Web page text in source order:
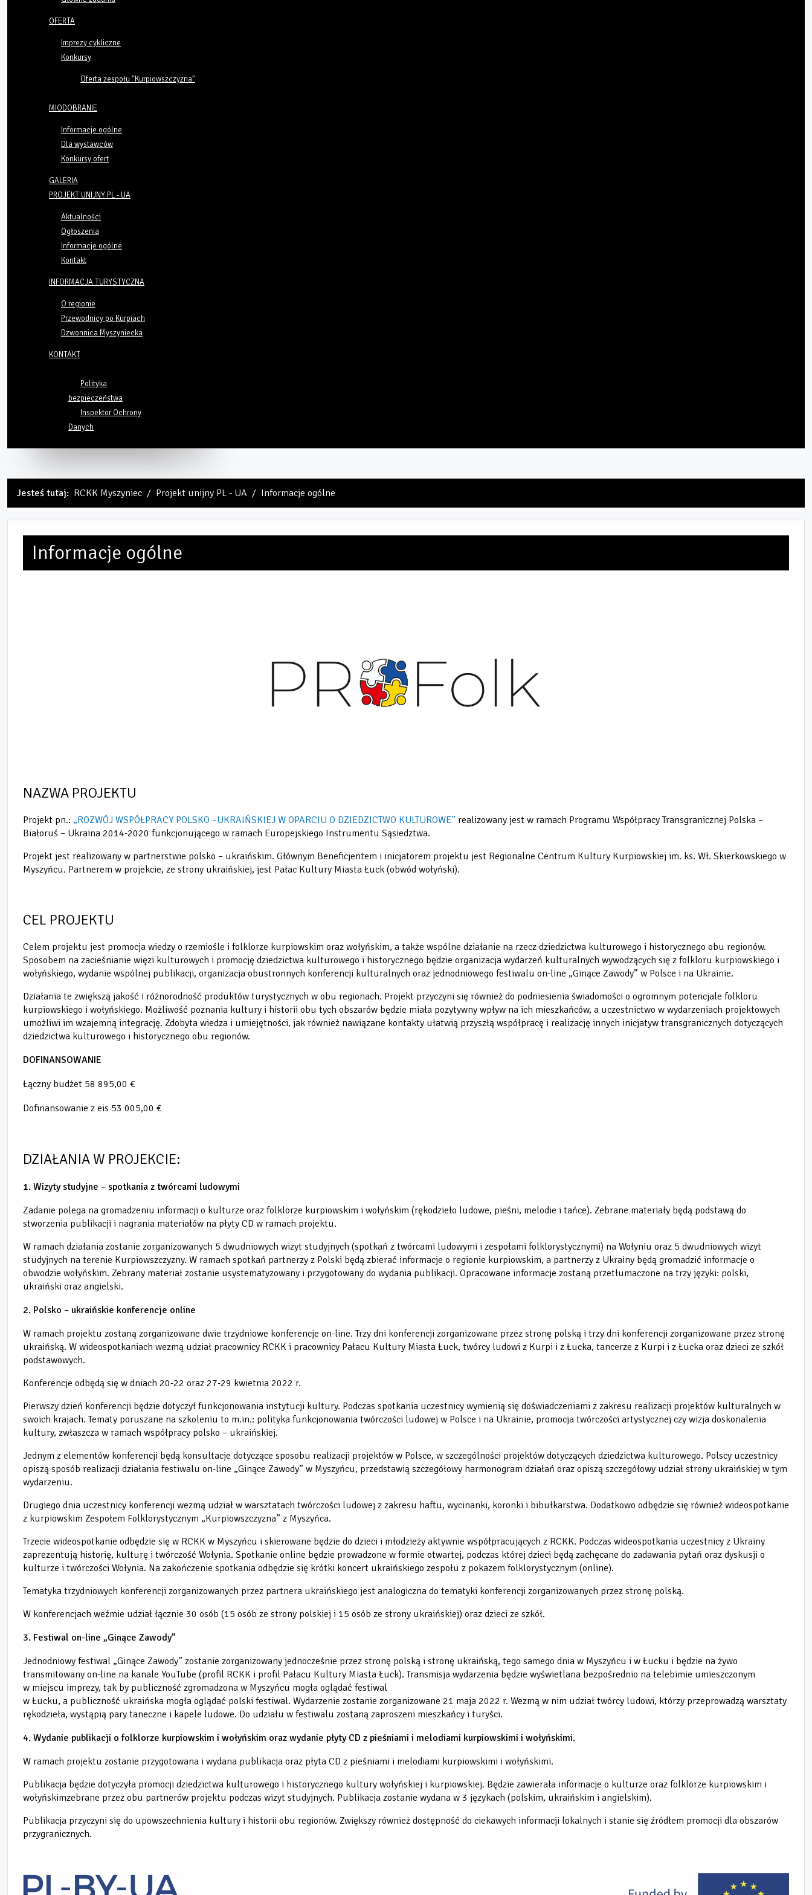
OFERTA
Imprezy cykliczne
Konkursy
Oferta zespołu "Kurpiowszczyzna"
MIODOBRANIE
Informacje ogólne
Dla wystawców
Konkursy ofert
GALERIA
PROJEKT UNIJNY PL - UA
Aktualności
Ogłoszenia
Informacje ogólne
Kontakt
INFORMACJA TURYSTYCZNA
O regionie
Przewodnicy po Kurpiach
Dzwonnica Myszyniecka
KONTAKT
Polityka
bezpieczeństwa
Inspektor Ochrony
Danych
Jesteś tutaj: RCKK Myszyniec Projekt unijny PL - UA Informacje ogólne
Informacje ogólne
NAZWA PROJEKTU
Projekt pn.: „ROZWÓJ WSPÓŁPRACY POLSKO –UKRAIŃSKIEJ W OPARCIU O DZIEDZICTWO KULTUROWE” realizowany jest w ramach Programu Współpracy Transgranicznej Polska –
Białoruś – Ukraina 2014-2020 funkcjonującego w ramach Europejskiego Instrumentu Sąsiedztwa.
Projekt jest realizowany w partnerstwie polsko – ukraińskim. Głównym Beneficjentem i inicjatorem projektu jest Regionalne Centrum Kultury Kurpiowskiej im. ks. Wł. Skierkowskiego w
Myszyńcu. Partnerem w projekcie, ze strony ukraińskiej, jest Pałac Kultury Miasta Łuck (obwód wołyński).
CEL PROJEKTU
Celem projektu jest promocja wiedzy o rzemiośle i folklorze kurpiowskim oraz wołyńskim, a także wspólne działanie na rzecz dziedzictwa kulturowego i historycznego obu regionów.
Sposobem na zacieśnianie więzi kulturowych i promocję dziedzictwa kulturowego i historycznego będzie organizacja wydarzeń kulturalnych wywodzących się z folkloru kurpiowskiego i
wołyńskiego, wydanie wspólnej publikacji, organizacja obustronnych konferencji kulturalnych oraz jednodniowego festiwalu on-line „Ginące Zawody” w Polsce i na Ukrainie.
Działania te zwiększą jakość i różnorodność produktów turystycznych w obu regionach. Projekt przyczyni się również do podniesienia świadomości o ogromnym potencjale folkloru
kurpiowskiego i wołyńskiego. Możliwość poznania kultury i historii obu tych obszarów będzie miała pozytywny wpływ na ich mieszkańców, a uczestnictwo w wydarzeniach projektowych
umożliwi im wzajemną integrację. Zdobyta wiedza i umiejętności, jak również nawiązane kontakty ułatwią przyszłą współpracę i realizację innych inicjatyw transgranicznych dotyczących
dziedzictwa kulturowego i historycznego obu regionów.
DOFINANSOWANIE
Łączny budżet 58 895,00 €
Dofinansowanie z eis 53 005,00 €
DZIAŁANIA W PROJEKCIE:
1. Wizyty studyjne – spotkania z twórcami ludowymi
Zadanie polega na gromadzeniu informacji o kulturze oraz folklorze kurpiowskim i wołyńskim (rękodzieło ludowe, pieśni, melodie i tańce). Zebrane materiały będą podstawą do
stworzenia publikacji i nagrania materiałów na płyty CD w ramach projektu.
W ramach działania zostanie zorganizowanych 5 dwudniowych wizyt studyjnych (spotkań z twórcami ludowymi i zespołami folklorystycznymi) na Wołyniu oraz 5 dwudniowych wizyt
studyjnych na terenie Kurpiowszczyzny. W ramach spotkań partnerzy z Polski będą zbierać informacje o regionie kurpiowskim, a partnerzy z Ukrainy będą gromadzić informacje o
obwodzie wołyńskim. Zebrany materiał zostanie usystematyzowany i przygotowany do wydania publikacji. Opracowane informacje zostaną przetłumaczone na trzy języki: polski,
ukraiński oraz angielski.
2. Polsko – ukraińskie konferencje online
W ramach projektu zostaną zorganizowane dwie trzydniowe konferencje on-line. Trzy dni konferencji zorganizowane przez stronę polską i trzy dni konferencji zorganizowane przez stronę
ukraińską. W wideospotkaniach wezmą udział pracownicy RCKK i pracownicy Pałacu Kultury Miasta Łuck, twórcy ludowi z Kurpi i z Łucka, tancerze z Kurpi i z Łucka oraz dzieci ze szkół
podstawowych.
Konferencje odbędą się w dniach 20-22 oraz 27-29 kwietnia 2022 r.
Pierwszy dzień konferencji będzie dotyczył funkcjonowania instytucji kultury. Podczas spotkania uczestnicy wymienią się doświadczeniami z zakresu realizacji projektów kulturalnych w
swoich krajach. Tematy poruszane na szkoleniu to m.in.: polityka funkcjonowania twórczości ludowej w Polsce i na Ukrainie, promocja twórczości artystycznej czy wizja doskonalenia
kultury, zwłaszcza w ramach współpracy polsko – ukraińskiej.
Jednym z elementów konferencji będą konsultacje dotyczące sposobu realizacji projektów w Polsce, w szczególności projektów dotyczących dziedzictwa kulturowego. Polscy uczestnicy
opiszą sposób realizacji działania festiwalu on-line „Ginące Zawody” w Myszyńcu, przedstawią szczegółowy harmonogram działań oraz opiszą szczegółowy udział strony ukraińskiej w tym
wydarzeniu.
Drugiego dnia uczestnicy konferencji wezmą udział w warsztatach twórczości ludowej z zakresu haftu, wycinanki, koronki i bibułkarstwa. Dodatkowo odbędzie się również wideospotkanie
z kurpiowskim Zespołem Folklorystycznym „Kurpiowszczyzna” z Myszyńca.
Trzecie wideospotkanie odbędzie się w RCKK w Myszyńcu i skierowane będzie do dzieci i młodzieży aktywnie współpracujących z RCKK. Podczas wideospotkania uczestnicy z Ukrainy
zaprezentują historię, kulturę i twórczość Wołynia. Spotkanie online będzie prowadzone w formie otwartej, podczas której dzieci będą zachęcane do zadawania pytań oraz dyskusji o
kulturze i twórczości Wołynia. Na zakończenie spotkania odbędzie się krótki koncert ukraińskiego zespołu z pokazem folklorystycznym (online).
Tematyka trzydniowych konferencji zorganizowanych przez partnera ukraińskiego jest analogiczna do tematyki konferencji zorganizowanych przez stronę polską.
W konferencjach weźmie udział łącznie 30 osób (15 osób ze strony polskiej i 15 osób ze strony ukraińskiej) oraz dzieci ze szkół.
3. Festiwal on-line „Ginące Zawody”
Jednodniowy festiwal „Ginące Zawody” zostanie zorganizowany jednocześnie przez stronę polską i stronę ukraińską, tego samego dnia w Myszyńcu i w Łucku i będzie na żywo
transmitowany on-line na kanale YouTube (profil RCKK i profil Pałacu Kultury Miasta Łuck). Transmisja wydarzenia będzie wyświetlana bezpośrednio na telebimie umieszczonym
w miejscu imprezy, tak by publiczność zgromadzona w Myszyńcu mogła oglądać festiwal
w Łucku, a publiczność ukraińska mogła oglądać polski festiwal. Wydarzenie zostanie zorganizowane 21 maja 2022 r. Wezmą w nim udział twórcy ludowi, którzy przeprowadzą warsztaty
rękodzieła, wystąpią pary taneczne i kapele ludowe. Do udziału w festiwalu zostaną zaproszeni mieszkańcy i turyści.
4. Wydanie publikacji o folklorze kurpiowskim i wołyńskim oraz wydanie płyty CD z pieśniami i melodiami kurpiowskimi i wołyńskimi.
W ramach projektu zostanie przygotowana i wydana publikacja oraz płyta CD z pieśniami i melodiami kurpiowskimi i wołyńskimi.
Publikacja będzie dotyczyła promocji dziedzictwa kulturowego i historycznego kultury wołyńskiej i kurpiowskiej. Będzie zawierała informacje o kulturze oraz folklorze kurpiowskim i
wołyńskimzebrane przez obu partnerów projektu podczas wizyt studyjnych. Publikacja zostanie wydana w 3 językach (polskim, ukraińskim i angielskim).
Publikacja przyczyni się do upowszechnienia kultury i historii obu regionów. Zwiększy również dostępność do ciekawych informacji lokalnych i stanie się źródłem promocji dla obszarów
przygranicznych.